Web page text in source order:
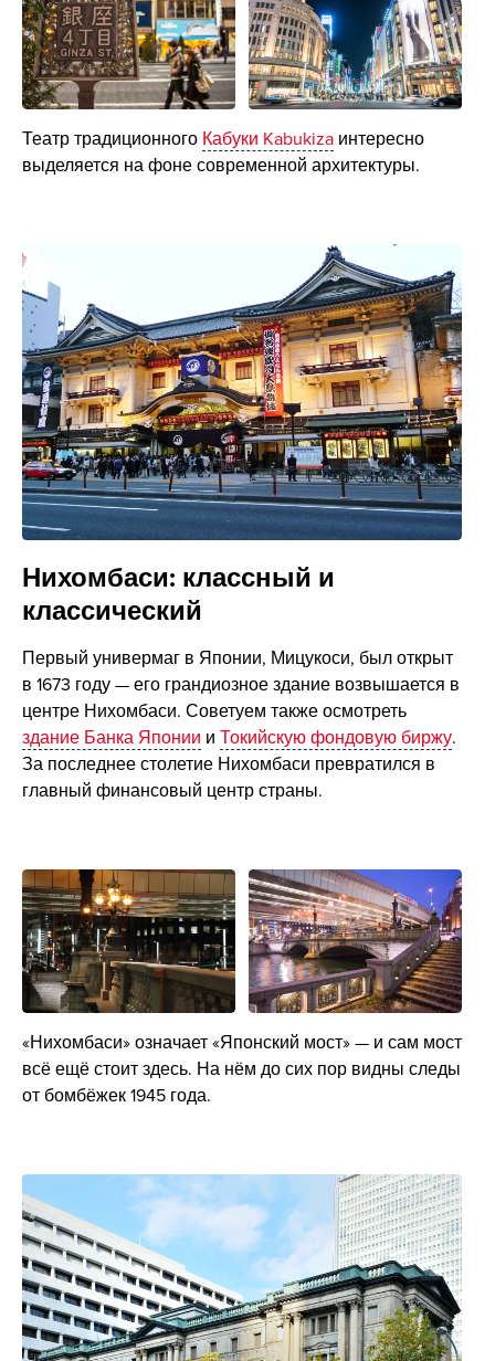
Театр традиционного Кабуки Kabukizaинтересно
выделяется на фоне современной архитектуры.
Нихомбаси: классный и
классический
Первый универмаг в Японии, Мицукоси, был открыт
в 1673 году — его грандиозное здание возвышается в
центре Нихомбаси. Советуем также осмотреть
здание Банка Японии и Токийскую фондовую биржу.
За последнее столетие Нихомбаси превратился в
главный финансовый центр страны.
«Нихомбаси» означает «Японский мост» — и сам мост
всё ещё стоит здесь. На нём до сих пор видны следы
от бомбёжек 1945 года.